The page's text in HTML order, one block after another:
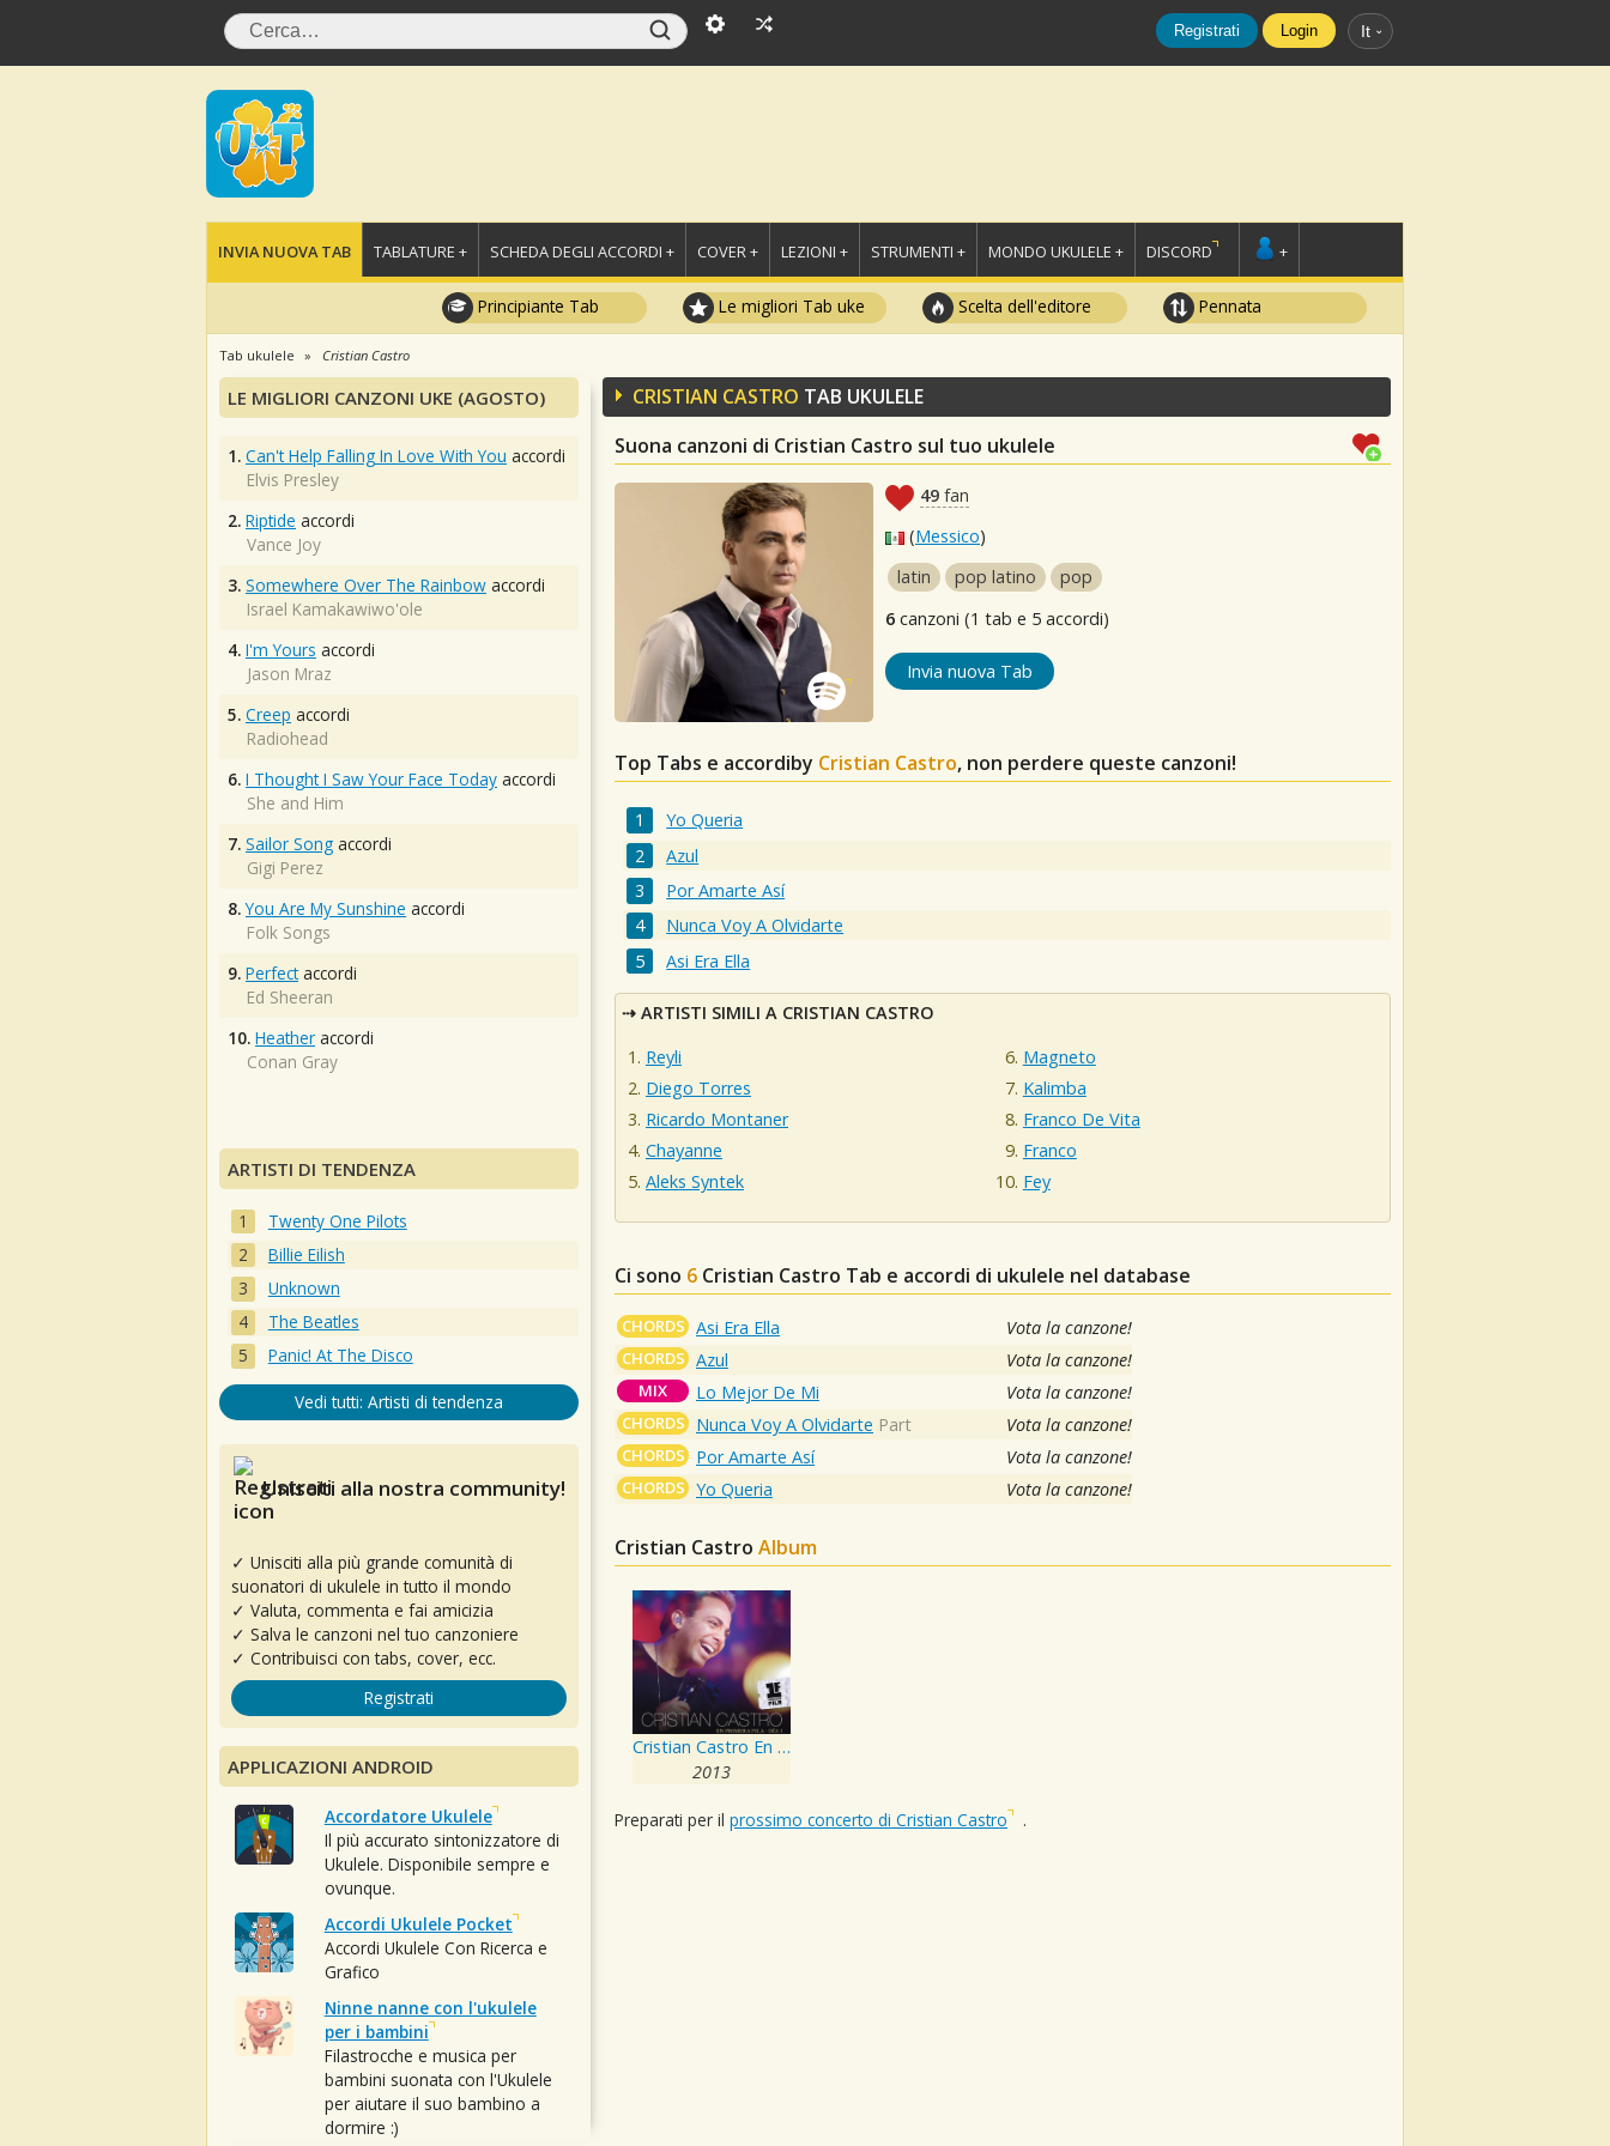
Registrati Login It
INVIA NUOVA TAB TABLATURE + SCHEDA DEGLI ACCORDI + COVER + LEZIONI + STRUMENTI + MONDO UKULELE + DISCORD +
Principiante Tab Le migliori Tab uke Scelta dell'editore Pennata
Tab ukulele Cristian Castro
CRISTIAN CASTRO TAB UKULELE
Suona canzoni di Cristian Castro sul tuo ukulele
49 fan
(Messico)
latin
pop latino
pop
6 canzoni (1 tab e 5 accordi)
Invia nuova Tab
Top Tabs e accordiby Cristian Castro, non perdere queste canzoni!
Yo Queria
Azul
Por Amarte Así
Nunca Voy A Olvidarte
Asi Era Ella
ARTISTI SIMILI A CRISTIAN CASTRO
Reyli
Diego Torres
Ricardo Montaner
Chayanne
Aleks Syntek
Magneto
Kalimba
Franco De Vita
Franco
Fey
Ci sono 6 Cristian Castro Tab e accordi di ukulele nel database
CHORDS Asi Era Ella Vota la canzone!
CHORDS Azul Vota la canzone!
MIX Lo Mejor De Mi Vota la canzone!
CHORDS Nunca Voy A Olvidarte Part Vota la canzone!
CHORDS Por Amarte Así Vota la canzone!
CHORDS Yo Queria Vota la canzone!
Cristian Castro Album
Cristian Castro En Primera Fila - Día 1
2013
Preparati per il prossimo concerto di Cristian Castro .
LE MIGLIORI CANZONI UKE (AGOSTO)
1. Can't Help Falling In Love With You accordi
Elvis Presley
2. Riptide accordi
Vance Joy
3. Somewhere Over The Rainbow accordi
Israel Kamakawiwo'ole
4. I'm Yours accordi
Jason Mraz
5. Creep accordi
Radiohead
6. I Thought I Saw Your Face Today accordi
She and Him
7. Sailor Song accordi
Gigi Perez
8. You Are My Sunshine accordi
Folk Songs
9. Perfectaccordi
Ed Sheeran
10. Heather accordi
Conan Gray
ARTISTI DI TENDENZA
Twenty One Pilots
Billie Eilish
Unknown
The Beatles
Panic! At The Disco
Vedi tutti: Artisti di tendenza
Unisciti alla nostra community!
✓ Unisciti alla più grande comunità di
suonatori di ukulele in tutto il mondo
✓ Valuta, commenta e fai amicizia
✓ Salva le canzoni nel tuo canzoniere
✓ Contribuisci con tabs, cover, ecc.
Registrati
APPLICAZIONI ANDROID
Accordatore Ukulele
Il più accurato sintonizzatore di
Ukulele. Disponibile sempre e
ovunque.
Accordi Ukulele Pocket
Accordi Ukulele Con Ricerca e
Grafico
Ninne nanne con l'ukulele
per i bambini
Filastrocche e musica per
bambini suonata con l'Ukulele
per aiutare il suo bambino a
dormire :)